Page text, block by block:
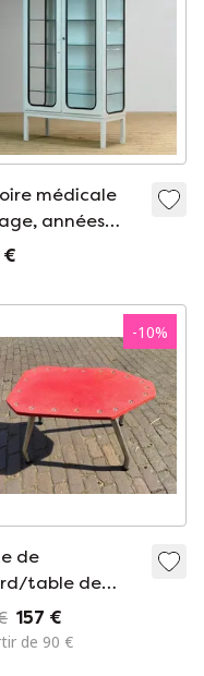
médicale
années
€
-10%
de
table de
sous-marine
– provenant
157 €
de 90 €